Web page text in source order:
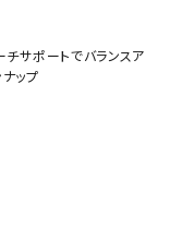
サポートでバランスア
ップ